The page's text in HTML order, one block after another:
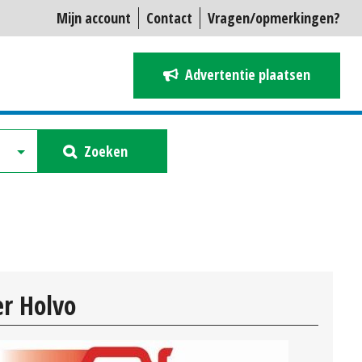
Mijn account Contact Vragen/opmerkingen?
Advertentie plaatsen
Zoeken
Holvo